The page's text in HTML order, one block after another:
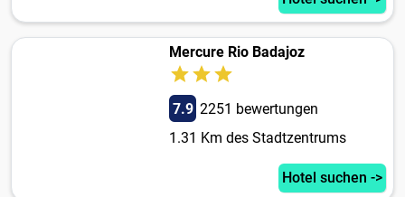
Mercure Rio Badajoz
7.9 2251 bewertungen
1.31 Km des Stadtzentrums
Hotel suchen ->